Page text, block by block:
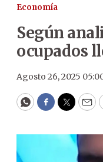
Economía
Según
ocupados
Agosto 26, 2025
WhatsApp
Facebook